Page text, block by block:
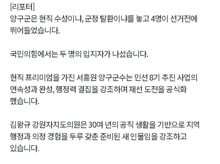
[리포터]
양구군은 현직 수성이냐, 군정 탈환이냐를 놓고 4명이 선거전에
뛰어들었습니다.
국민의힘에서는 두 명의 입지자가 나섰습니다.
현직 프리미엄을 가진 서흥원 양구군수는 민선 8기 추진 사업의
연속성과 완성, 행정력 결집을 강조하며 재선 도전을 공식화
했습니다.
김왕규 강원자치도의원은 30여 년의 공직 생활을 기반으로 지역
행정과 의정 경험을 두루 갖춘 준비된 새 인물임을 강조하고
있습니다.